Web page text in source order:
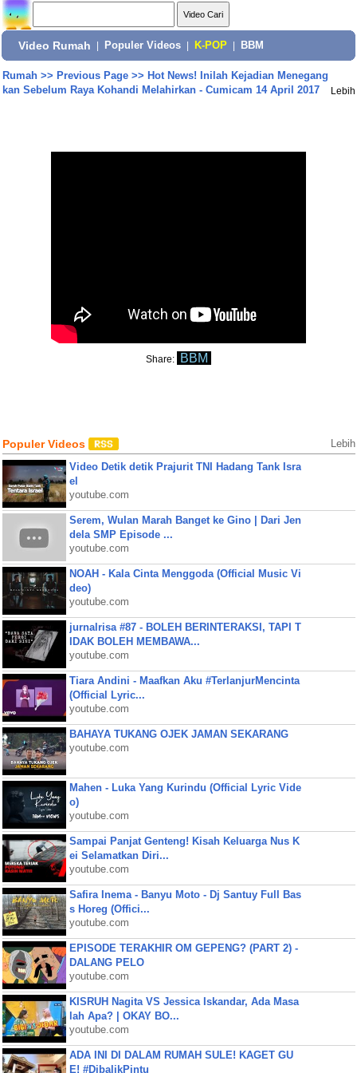
Video Rumah Populer Videos K-POP BBM
Rumah>> Previous Page>> Hot News! Inilah Kejadian Menegang
kan Sebelum Raya Kohandi Melahirkan - Cumicam 14 April 2017
Lebih
Share: BBM
Populer Videos Lebih
Video Detik detik Prajurit TNI Hadang Tank Isra
el
youtube.com
Serem, Wulan Marah Banget ke Gino | Dari Jen
dela SMP Episode ...
youtube.com
NOAH - Kala Cinta Menggoda (Official Music Vi
deo)
youtube.com
jurnalrisa #87 - BOLEH BERINTERAKSI, TAPI T
IDAK BOLEH MEMBAWA...
youtube.com
Tiara Andini - Maafkan Aku #TerlanjurMencinta
(Official Lyric...
youtube.com
BAHAYA TUKANG OJEK JAMAN SEKARANG
youtube.com
Mahen - Luka Yang Kurindu (Official Lyric Vide
o)
youtube.com
Sampai Panjat Genteng! Kisah Keluarga Nus K
ei Selamatkan Diri...
youtube.com
Safira Inema - Banyu Moto - Dj Santuy Full Bas
s Horeg (Offici...
youtube.com
EPISODE TERAKHIR OM GEPENG? (PART 2) -
DALANG PELO
youtube.com
KISRUH Nagita VS Jessica Iskandar, Ada Masa
lah Apa? | OKAY BO...
youtube.com
ADA INI DI DALAM RUMAH SULE! KAGET GU
E! #DibalikPintu